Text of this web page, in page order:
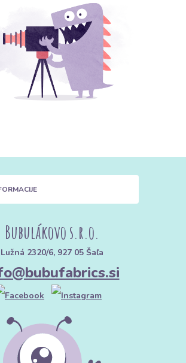
Bubulákovo s.r.o.
Lužná 2320/6, 927 05 Šaľa